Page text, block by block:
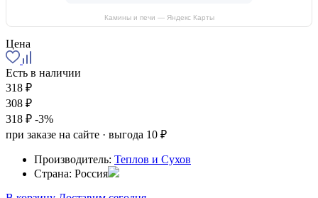
Камины и печи — Яндекс Карты
Цена
Есть в наличии
318 ₽
308 ₽
318 ₽ -3%
при заказе на сайте · выгода 10 ₽
Производитель: Теплов и Сухов
Страна: Россия